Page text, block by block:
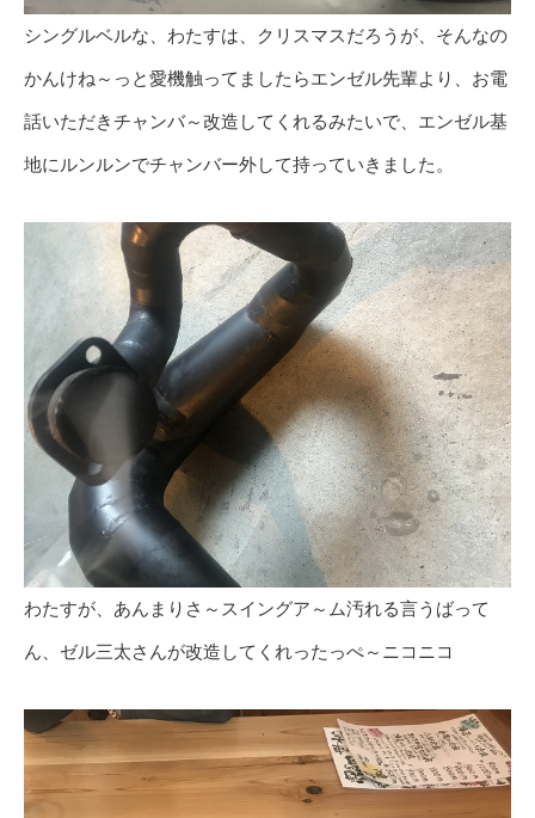
シングルベルな、わたすは、クリスマスだろうが、そんなの
かんけね～っと愛機触ってましたらエンゼル先輩より、お電
話いただきチャンバ～改造してくれるみたいで、エンゼル基
地にルンルンでチャンバー外して持っていきました。
わたすが、あんまりさ～スイングア～ム汚れる言うばって
ん、ゼル三太さんが改造してくれったっぺ～ニコニコ